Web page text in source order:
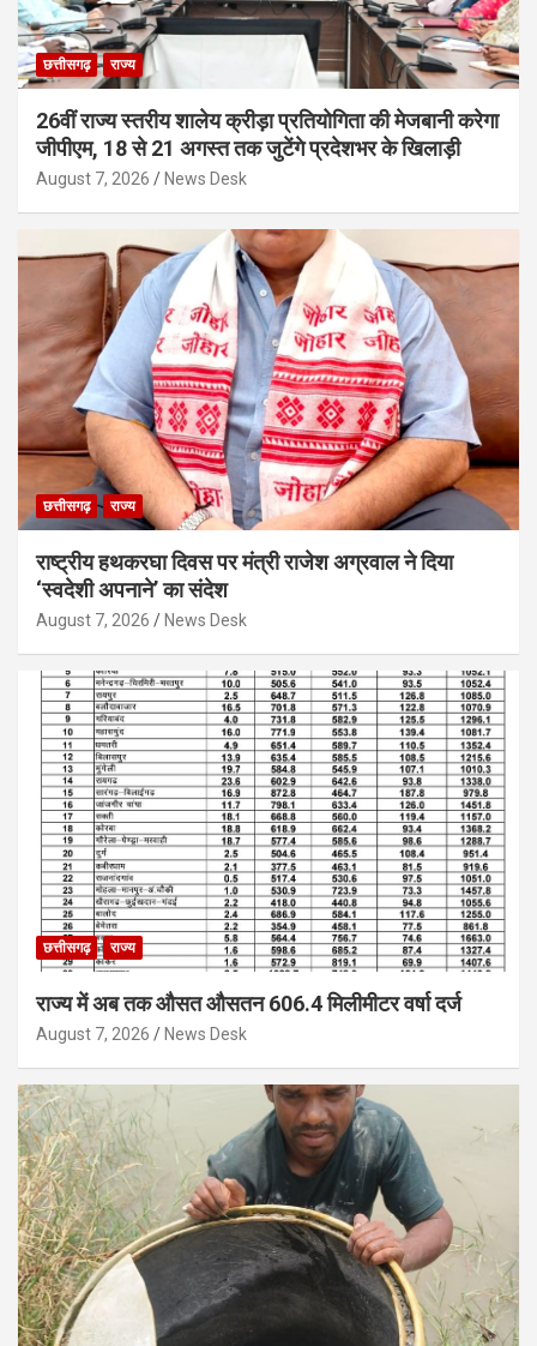
छत्तीसगढ़ राज्य
26वीं राज्य स्तरीय शालेय क्रीड़ा प्रतियोगिता की मेजबानी करेगा
जीपीएम, 18 से 21 अगस्त तक जुटेंगे प्रदेशभर के खिलाड़ी
August 7, 2026 News Desk
छत्तीसगढ़ राज्य
राष्ट्रीय हथकरघा दिवस पर मंत्री राजेश अग्रवाल ने दिया
‘स्वदेशी अपनाने’ का संदेश
August 7, 2026 News Desk
छत्तीसगढ़ राज्य
राज्य में अब तक औसत औसतन 606.4 मिलीमीटर वर्षा दर्ज
August 7, 2026 News Desk